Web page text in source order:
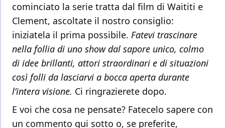
cominciato la serie tratta dal film di Waititi e
Clement, ascoltate il nostro consiglio:
iniziatela il prima possibile. Fatevi trascinare
nella follia di uno show dal sapore unico, colmo
di idee brillanti, attori straordinari e di situazioni
così folli da lasciarvi a bocca aperta durante
l’intera visione. Ci ringrazierete dopo.
E voi che cosa ne pensate? Fatecelo sapere con
un commento qui sotto o, se preferite,